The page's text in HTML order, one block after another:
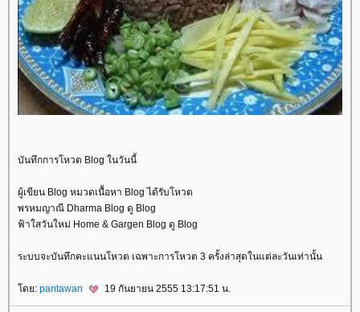
บันทึกการโหวต Blog ในวันนี้
ผู้เขียน Blog หมวดเนื้อหา Blog ได้รับโหวต
พรหมญาณี Dharma Blog ดู Blog
ฟ้าใสวันใหม่ Home & Gargen Blog ดู Blog
ระบบจะบันทึกคะแนนโหวต เฉพาะการโหวต 3 ครั้งล่าสุดในแต่ละวันเท่านั้น
ดย: pantawan 19 กันยายน 2555 13:17:51 น.